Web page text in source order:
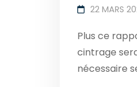
22 MARS
Plus ce
cintrage
nécessaire